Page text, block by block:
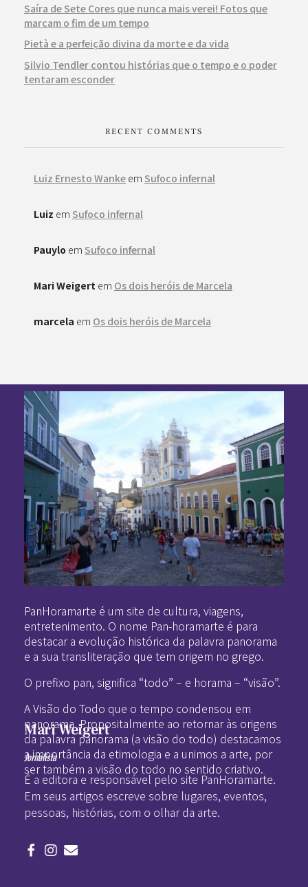
Saíra de Sete Cores que nunca mais verei! Fotos que
marcam o fim de um tempo
Pietà e a perfeição divina da morte e da vida
Silvio Tendler contou histórias que o tempo e o poder
tentaram esconder
RECENT COMMENTS
Luiz Ernesto Wanke em Sufoco infernal
Luiz em Sufoco infernal
Pauylo em Sufoco infernal
Mari Weigert em Os dois heróis de Marcela
marcela em Os dois heróis de Marcela
PanHoramarte é um site de cultura, viagens,
entretenimento. O nome Pan-horamarte é para
destacar a evolução histórica da palavra panorama
e a sua transliteração que tem origem no grego.
O prefixo pan, significa “todo” – e horama – “visão”.
A Visão do Todo que o tempo condensou em
panorama. Propositalmente ao retornar às origens
da palavra panorama (a visão do todo) destacamos
a importância da etimologia e a unimos a arte, por
ser também a visão do todo no sentido criativo.
Mari Weigert
Jornalista
É a editora e responsável pelo site PanHoramarte.
Em seus artigos escreve sobre lugares, eventos,
pessoas, histórias, com o olhar da arte.